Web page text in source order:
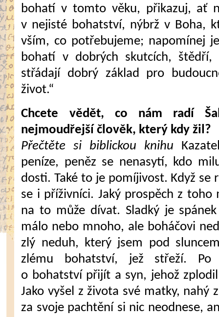
bohatí v tomto věku, přikazuj, ať
v nejisté bohatství, nýbrž v Boha,
vším, co potřebujeme; napomínej
bohatí v dobrých skutcích,
střádají dobrý základ pro
život.“
Chcete vědět, co nám radí
nejmoudřejší člověk, který kdy žil?
Přečtěte si biblickou knihu
peníze, peněz se nenasytí, kdo
dosti. Také to je pomíjivost. Když se
se i příživníci. Jaký prospěch z toho
na to může dívat. Sladký je
málo nebo mnoho, ale boháčovi
zlý neduh, který jsem pod
zlému bohatství, jež střeží. Po
o bohatství přijít a syn, jehož
Jako vyšel z života své matky, nahý
za svoje pachtění si nic neodnese,